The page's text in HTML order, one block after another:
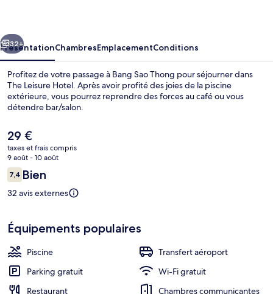
Suivant
32+
PrésentationChambresEmplacementConditions
Profitez de votre passage à Bang Sao Thong pour séjourner dans
The Leisure Hotel. Après avoir profité des joies de la piscine
extérieure, vous pourrez reprendre des forces au café ou vous
détendre bar/salon.
Le
prix
actuel
est
de
29 €.
29 €
taxes et frais compris
9 août - 10 août
Avis
voyageurs
7,47,4 sur 10
Bien
32 avis externes
Équipements populaires
Piscine
Transfert aéroport
Parking gratuit
Wi-Fi gratuit
Restaurant
Chambres communicantes